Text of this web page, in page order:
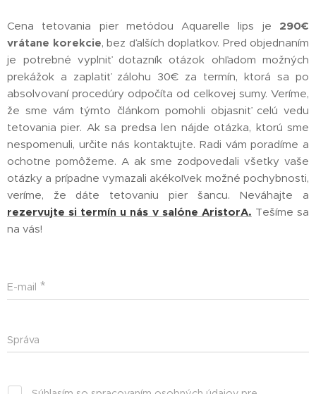
Cena tetovania pier metódou Aquarelle lips je 290€
vrátane korekcie, bez ďalších doplatkov. Pred objednaním
je potrebné vyplniť dotazník otázok ohľadom možných
prekážok a zaplatiť zálohu 30€ za termín, ktorá sa po
absolvovaní procedúry odpočíta od celkovej sumy. Veríme,
že sme vám týmto článkom pomohli objasniť celú vedu
tetovania pier. Ak sa predsa len nájde otázka, ktorú sme
nespomenuli, určite nás kontaktujte. Radi vám poradíme a
ochotne pomôžeme. A ak sme zodpovedali všetky vaše
otázky a prípadne vymazali akékoľvek možné pochybnosti,
veríme, že dáte tetovaniu pier šancu. Neváhajte a
rezervujte si termín u nás v salóne AristorA. Tešíme sa
na vás!
E-mail
Správa